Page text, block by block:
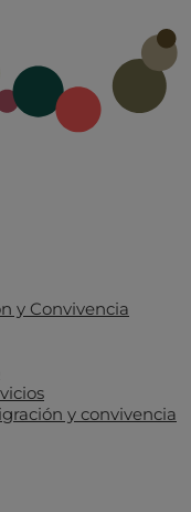
y Convivencia
y convivencia